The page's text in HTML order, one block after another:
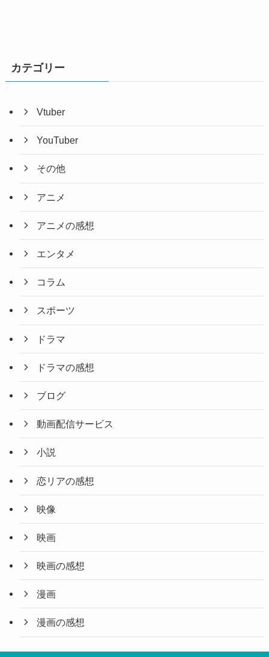
カテゴリー
Vtuber
YouTuber
その他
アニメ
アニメの感想
エンタメ
コラム
スポーツ
ドラマ
ドラマの感想
ブログ
動画配信サービス
小説
恋リアの感想
映像
映画
映画の感想
漫画
漫画の感想